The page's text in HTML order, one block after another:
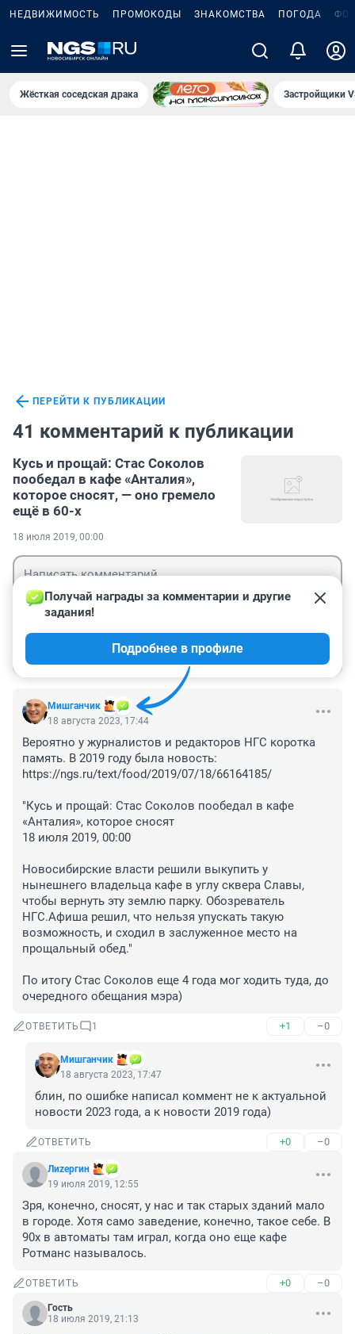
НЕДВИЖИМОСТЬ ПРОМОКОДЫ ЗНАКОМСТВА ПОГОДА
Жёсткая соседская драка Застройщики
ПЕРЕЙТИ К ПУБЛИКАЦИИ
41 комментарий к публикации
Кусь и прощай: Стас Соколов
пообедал в кафе «Анталия»,
которое сносят, — оно гремело
ещё в 60-х
18 июля 2019, 00:00
Мишганчик
Получай награды за комментарии и другие
задания!
Подробнее в профиле
18 августа 2023, 17:44
Вероятно у журналистов и редакторов НГС коротка
память. В 2019 году была новость:
https://ngs.ru/text/food/2019/07/18/66164185/
"Кусь и прощай: Стас Соколов пообедал в кафе
«Анталия», которое сносят
18 июля 2019, 00:00
Новосибирские власти решили выкупить у
нынешнего владельца кафе в углу сквера Славы,
чтобы вернуть эту землю парку. Обозреватель
НГС.Афиша решил, что нельзя упускать такую
возможность, и сходил в заслуженное место на
прощальный обед."
По итогу Стас Соколов еще 4 года мог ходить туда, до
очередного обещания мэра)
ОТВЕТИТЬ 1 +1 –0
Мишганчик
18 августа 2023, 17:47
блин, по ошибке написал коммент не к актуальной
новости 2023 года, а к новости 2019 года)
ОТВЕТИТЬ +0 –0
Лиzергин
19 июля 2019, 12:55
Зря, конечно, сносят, у нас и так старых зданий мало
в городе. Хотя само заведение, конечно, такое себе. В
90х в автоматы там играл, когда оно еще кафе
Ротманс называлось.
ОТВЕТИТЬ +0 –0
Гость
18 июля 2019, 21:13